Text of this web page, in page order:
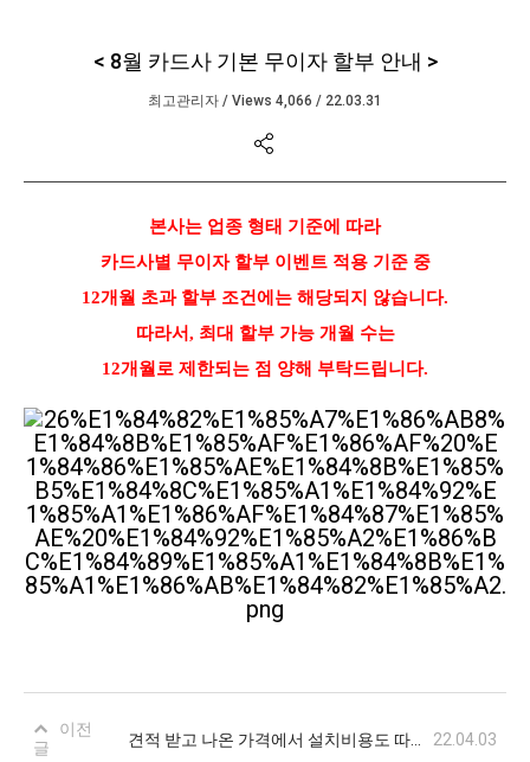
< 8월 카드사 기본 무이자 할부 안내 >
최고관리자 / Views 4,066 / 22.03.31
본사는 업종 형태 기준에 따라
카드사별 무이자 할부 이벤트 적용 기준 중
12개월 초과 할부 조건에는 해당되지 않습니다.
따라서, 최대 할부 가능 개월 수는
12개월로 제한되는 점 양해 부탁드립니다.
이전
글
22.04.03